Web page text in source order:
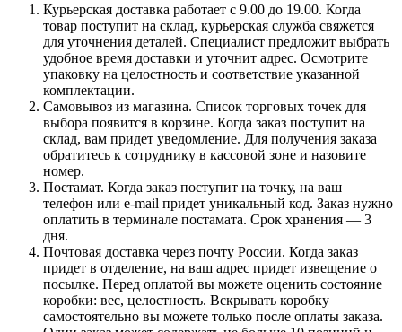
Курьерская доставка работает с 9.00 до 19.00. Когда
товар поступит на склад, курьерская служба свяжется
для уточнения деталей. Специалист предложит выбрать
удобное время доставки и уточнит адрес. Осмотрите
упаковку на целостность и соответствие указанной
комплектации.
Самовывоз из магазина. Список торговых точек для
выбора появится в корзине. Когда заказ поступит на
склад, вам придет уведомление. Для получения заказа
обратитесь к сотруднику в кассовой зоне и назовите
номер.
Постамат. Когда заказ поступит на точку, на ваш
телефон или e-mail придет уникальный код. Заказ нужно
оплатить в терминале постамата. Срок хранения — 3
дня.
Почтовая доставка через почту России. Когда заказ
придет в отделение, на ваш адрес придет извещение о
посылке. Перед оплатой вы можете оценить состояние
коробки: вес, целостность. Вскрывать коробку
самостоятельно вы можете только после оплаты заказа.